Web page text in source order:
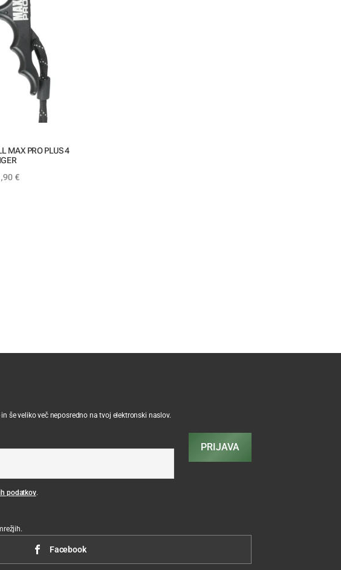
€
MAX PRO PLUS 4
še veliko več neposredno na tvoj elektronski naslov.
podatkov.
PRIJAVA
Facebook